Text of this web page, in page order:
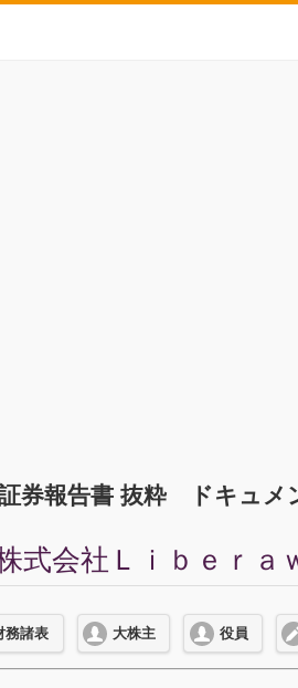
券報告書 抜粋 ドキュメ
式会社Ｌｉｂｅｒａ
務諸表 大株主 役員